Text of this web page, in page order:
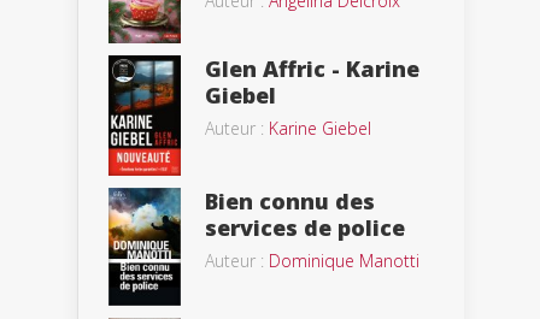
Glen Affric - Karine
Giebel
Auteur : Karine Giebel
Bien connu des
services de police
Auteur : Dominique Manotti